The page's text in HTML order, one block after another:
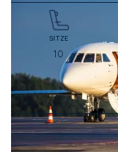
SITZE
10